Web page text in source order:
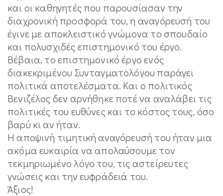
και οι καθηγητές που παρουσίασαν την
διαχρονική προσφορά του, η αναγόρευσή του
έγινε με αποκλειστικό γνώμονα το σπουδαίο
και πολυσχιδές επιστημονικό του έργο.
Βέβαια, το επιστημονικό έργο ενός
διακεκριμένου Συνταγματολόγου παράγει
πολιτικά αποτελέσματα. Και ο πολιτικός
Βενιζέλος δεν αρνήθηκε ποτέ να αναλάβει τις
πολιτικές του ευθύνες και το κόστος τους, όσο
βαρύ κι αν ήταν.
Η αποψινή τιμητική αναγόρευσή του ήταν μια
ακόμα ευκαιρία να απολαύσουμε τον
τεκμηριωμένο λόγο του, τις αστείρευτες
γνώσεις και την ευφράδειά του.
Άξιος!